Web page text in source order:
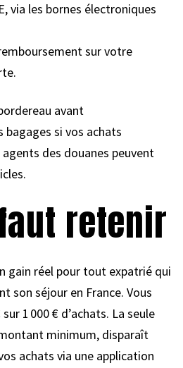
via les bornes électroniques
sur votre
avant
bagages si vos achats
des douanes peuvent
retenir
gain réel pour tout expatrié qui
son séjour en France. Vous
1 000 € d’achats. La seule
minimum, disparaît
achats via une application